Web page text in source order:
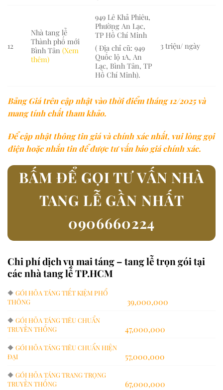
12
Nhà tang lễ
Thành phố mới
Bình Tân(Xem
thêm)
949 Lê Khả Phiêu,
Phường An Lạc,
TP Hồ Chí Minh
( Địa chỉ cũ: 949
Quốc lộ 1A, An
Lạc, Bình Tân, TP
Hồ Chí Minh).
3 triệu/ ngày
Bảng Giá trên cập nhật vào thời điểm tháng 12/2025 và
mang tính chất tham khảo.
Để cập nhật thông tin giá và chính xác nhất, vui lòng gọi
điện hoặc nhắn tin để được tư vấn báo giá chính xác.
BẤM ĐỂ GỌI TƯ VẤN NHÀ
TANG LỄ GẦN NHẤT
0906660224
Chi phí dịch vụ mai táng – tang lễ trọn gói tại
các nhà tang lễ TP.HCM
🔶 GÓI HỎA TÁNG TIẾT KIỆM PHỔ
THÔNG
39,000,000
🔶 GÓI HỎA TÁNG TIÊU CHUẨN
TRUYỀN THỐNG
47,000,000
🔶 GÓI HỎA TÁNG TIÊU CHUẨN HIỆN
ĐẠI
57,000,000
🔶 GÓI HỎA TÁNG TRANG TRỌNG
TRUYỀN THỐNG
67,000,000